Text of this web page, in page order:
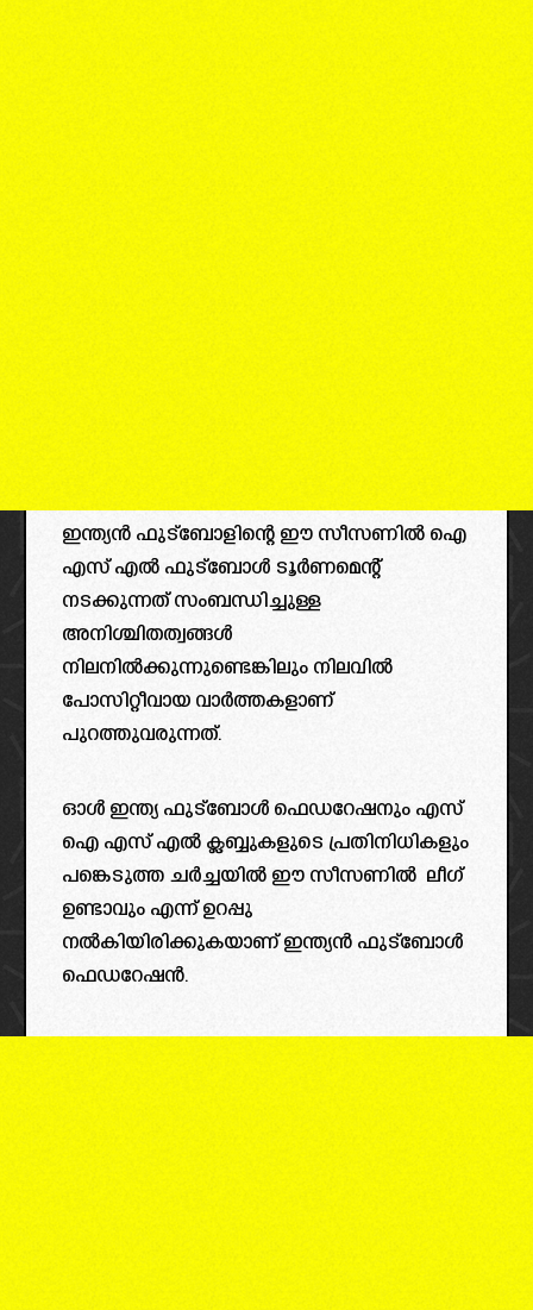
ഇന്ത്യൻ ഫുട്ബോളിന്റെ ഈ സീസണിൽ ഐ
എസ് എൽ ഫുട്ബോൾ ടൂർണമെന്റ്
നടക്കുന്നത് സംബന്ധിച്ചുള്ള
അനിശ്ചിതത്വങ്ങൾ
നിലനിൽക്കുന്നുണ്ടെങ്കിലും നിലവിൽ
പോസിറ്റീവായ വാർത്തകളാണ്
പുറത്തുവരുന്നത്.
ഓൾ ഇന്ത്യ ഫുട്ബോൾ ഫെഡറേഷനും എസ്
ഐ എസ് എൽ ക്ലബ്ബുകളുടെ പ്രതിനിധികളും
പങ്കെടുത്ത ചർച്ചയിൽ ഈ സീസണിൽ ലീഗ്
ഉണ്ടാവും എന്ന് ഉറപ്പു
നൽകിയിരിക്കുകയാണ് ഇന്ത്യൻ ഫുട്ബോൾ
ഫെഡറേഷൻ.